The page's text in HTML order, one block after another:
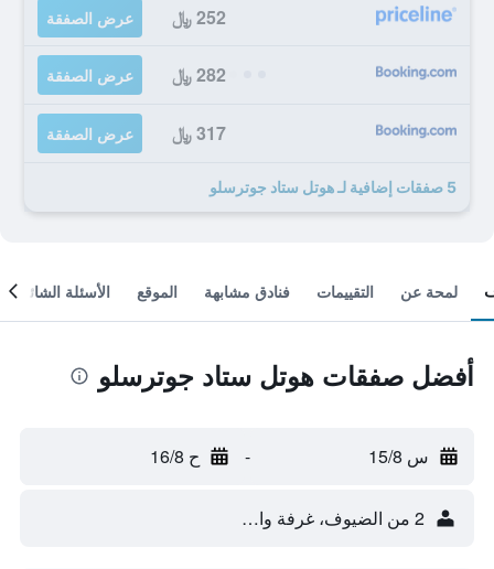
252 ﷼ عرض الصفقة
282 ﷼ عرض الصفقة
317 ﷼ عرض الصفقة
5 صفقات إضافية لـ هوتل ستاد جوترسلو
لمحة عن التقييمات فنادق مشابهة الموقع الأسئلة الشائعة
أفضل صفقات هوتل ستاد جوترسلو
س 15/8 - ح 16/8
2 من الضيوف، غرفة واحدة